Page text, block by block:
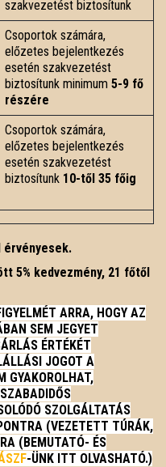
szakvezetést biztosítunk
Csoportok számára,
előzetes bejelentkezés
esetén szakvezetést
biztosítunk minimum 5-9 fő
részére
Csoportok számára,
előzetes bejelentkezés
esetén szakvezetést
biztosítunk 10-től 35 főig
érvényesek.
5% kedvezmény, 21 főtől
ARRA, HOGY AZ
SEM JEGYET
ÉRTÉKÉT
JOGOT A
GYAKOROLHAT,
SZOLGÁLTATÁS
(VEZETETT TÚRÁK,
(BEMUTATÓ- ÉS
-ÜNK ITT OLVASHATÓ.)